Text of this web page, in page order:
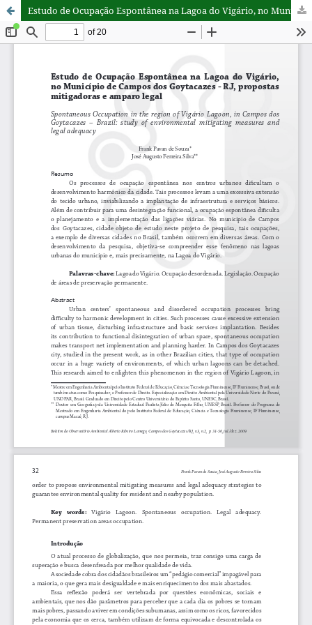
Estudo de Ocupação Espontânea na Lagoa do Vigário, no Município de Campos dos Goytacazes - RJ, propostas mitigadoras e amparo legal